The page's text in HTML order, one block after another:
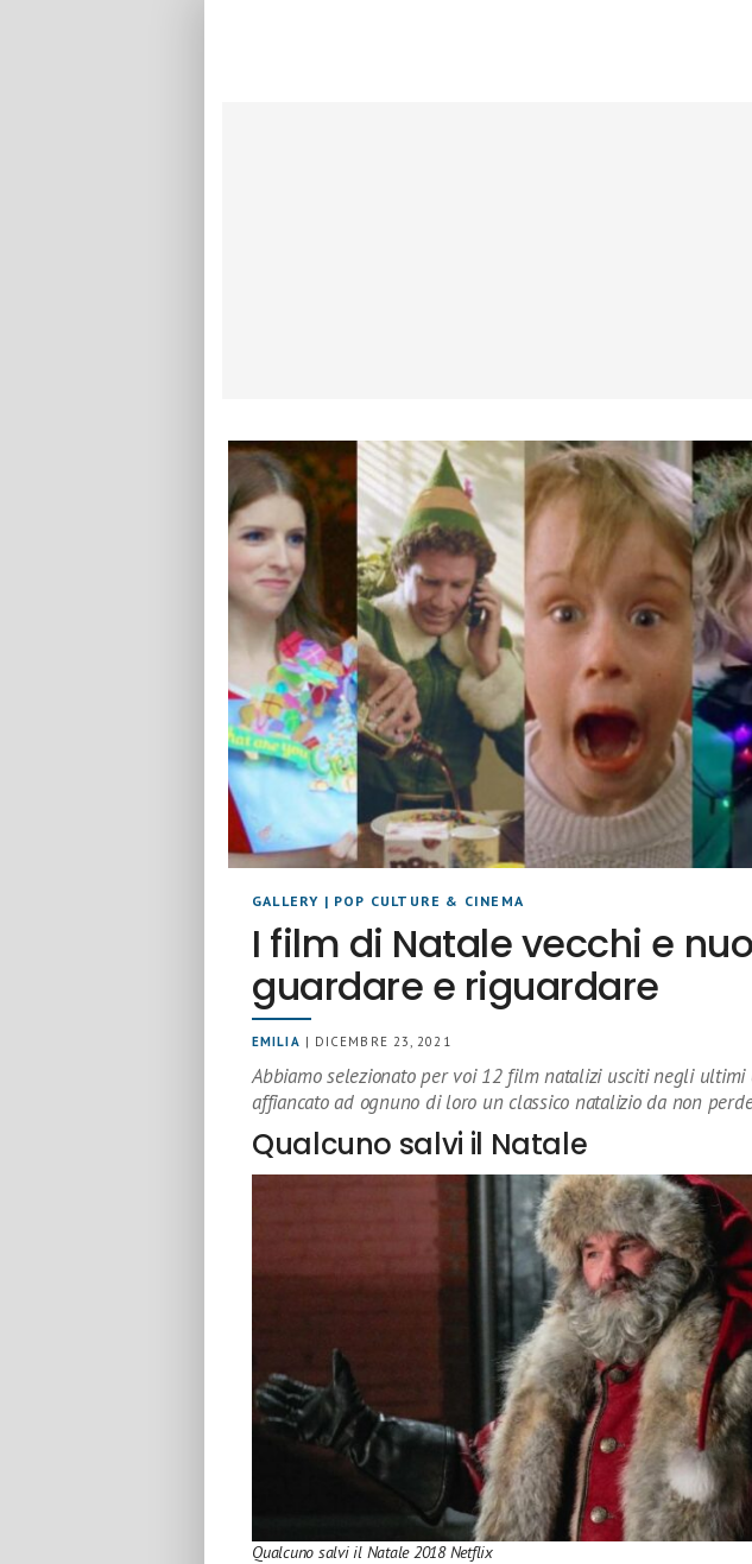
GALLERY | POP CULTURE & CINEMA
I film di Natale vecchi e
guardare e riguardare
EMILIA | DICEMBRE 23, 2021
Abbiamo selezionato per voi 12 film natalizi usciti negli ultimi
affiancato ad ognuno di loro un classico natalizio da non
Qualcuno salvi il Natale
Qualcuno salvi il Natale 2018 Netflix